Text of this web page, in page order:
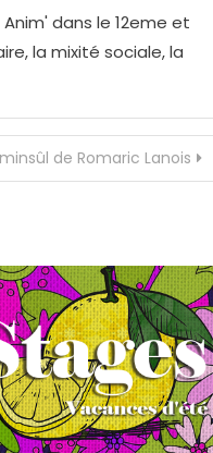
dans le 12eme et
la mixité sociale, la
de Romaric Lanois